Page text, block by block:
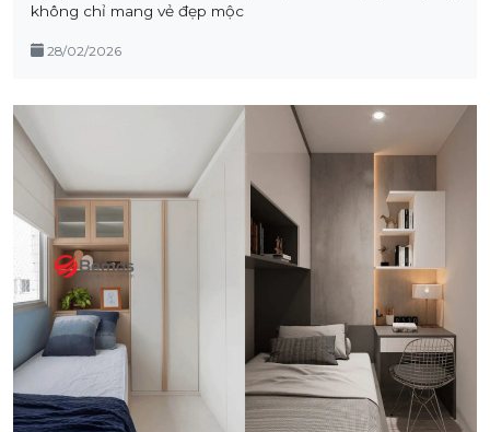
không chỉ mang vẻ đẹp mộc
28/02/2026